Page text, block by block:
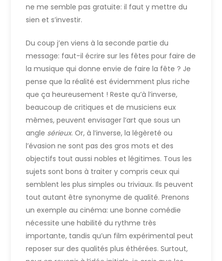
ne me semble pas gratuite: il faut y mettre du
sien et s’investir.
Du coup j’en viens à la seconde partie du
message: faut-il écrire sur les fêtes pour faire de
la musique qui donne envie de faire la fête ? Je
pense que la réalité est évidemment plus riche
que ça heureusement ! Reste qu’à l’inverse,
beaucoup de critiques et de musiciens eux
mêmes, peuvent envisager l’art que sous un
angle sérieux. Or, à l’inverse, la légèreté ou
l’évasion ne sont pas des gros mots et des
objectifs tout aussi nobles et légitimes. Tous les
sujets sont bons à traiter y compris ceux qui
semblent les plus simples ou triviaux. Ils peuvent
tout autant être synonyme de qualité. Prenons
un exemple au cinéma: une bonne comédie
nécessite une habilité du rythme très
importante, tandis qu’un film expérimental peut
reposer sur des qualités plus éthérées. Surtout,